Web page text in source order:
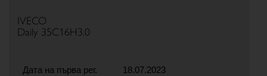
IVECO
Daily 35C16H3.0
Дата на първа рег.
18.07.2023